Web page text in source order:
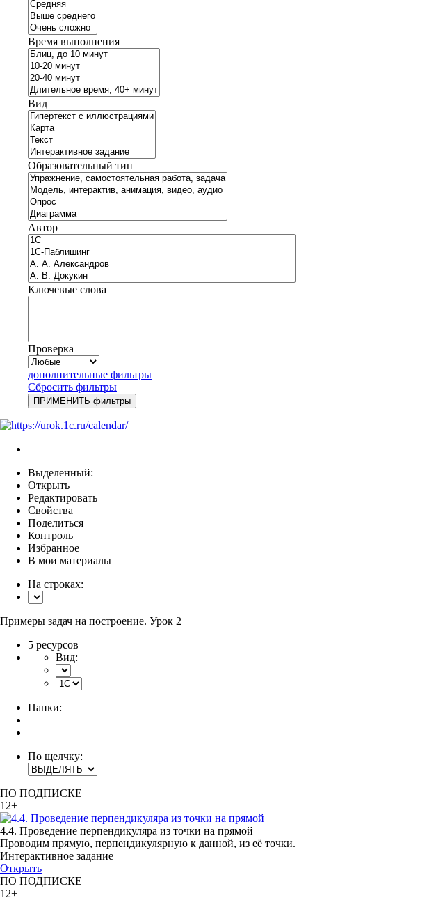
Время выполнения
Вид
Образовательный тип
Автор
Ключевые слова
Проверка
дополнительные фильтры
Сбросить фильтры
Выделенный:
Открыть
Редактировать
Свойства
Поделиться
Контроль
Избранное
В мои материалы
На строках:
Примеры задач на построение. Урок 2
5 ресурсов
Вид:
Папки:
По щелчку:
ПО ПОДПИСКЕ
12+
4.4. Проведение перпендикуляра из точки на прямой
Проводим прямую, перпендикулярную к данной, из её точки.
Интерактивное задание
Открыть
ПО ПОДПИСКЕ
12+